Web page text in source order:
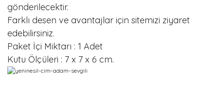
gönderilecektir.
Farklı desen ve avantajlar için sitemizi ziyaret
edebilirsiniz.
Paket İçi Miktarı : 1 Adet
Kutu Ölçüleri : 7 x 7 x 6 cm.